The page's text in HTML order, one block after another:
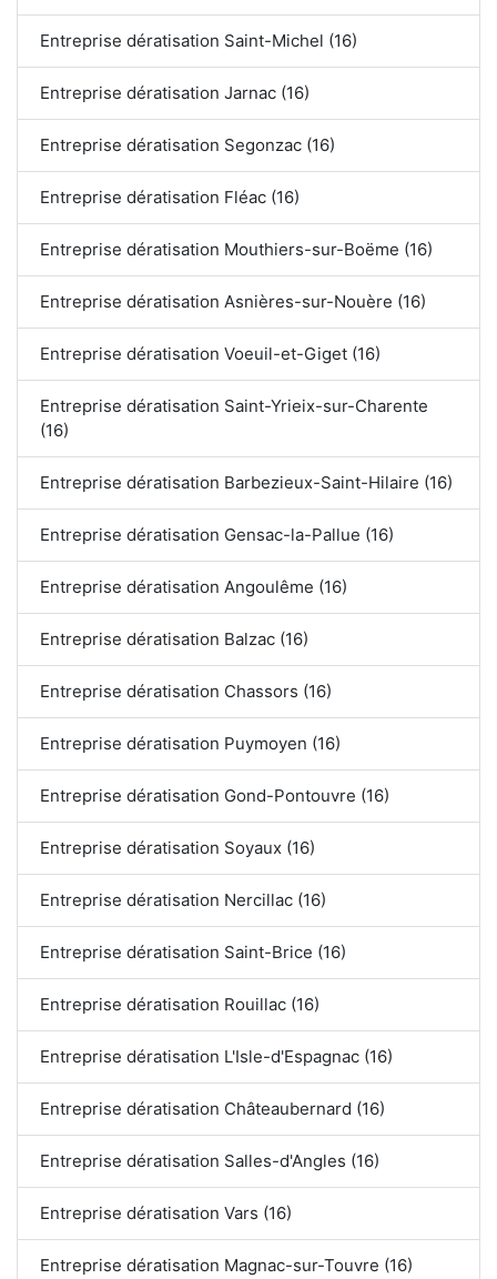
Entreprise dératisation Saint-Michel (16)
Entreprise dératisation Jarnac (16)
Entreprise dératisation Segonzac (16)
Entreprise dératisation Fléac (16)
Entreprise dératisation Mouthiers-sur-Boëme (16)
Entreprise dératisation Asnières-sur-Nouère (16)
Entreprise dératisation Voeuil-et-Giget (16)
Entreprise dératisation Saint-Yrieix-sur-Charente
(16)
Entreprise dératisation Barbezieux-Saint-Hilaire (16)
Entreprise dératisation Gensac-la-Pallue (16)
Entreprise dératisation Angoulême (16)
Entreprise dératisation Balzac (16)
Entreprise dératisation Chassors (16)
Entreprise dératisation Puymoyen (16)
Entreprise dératisation Gond-Pontouvre (16)
Entreprise dératisation Soyaux (16)
Entreprise dératisation Nercillac (16)
Entreprise dératisation Saint-Brice (16)
Entreprise dératisation Rouillac (16)
Entreprise dératisation L'Isle-d'Espagnac (16)
Entreprise dératisation Châteaubernard (16)
Entreprise dératisation Salles-d'Angles (16)
Entreprise dératisation Vars (16)
Entreprise dératisation Magnac-sur-Touvre (16)